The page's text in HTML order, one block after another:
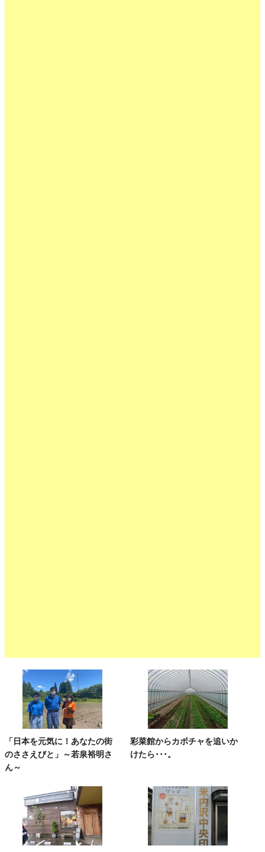
「日本を元気に！あなたの街
のささえびと」～若泉裕明さ
ん～
彩菜館からカボチャを追いか
けたら･･･。